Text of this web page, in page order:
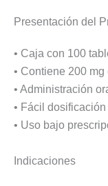
Presentación del
• Caja con 100
• Contiene 200
• Administración
• Fácil dosificación
• Uso bajo
Indicaciones